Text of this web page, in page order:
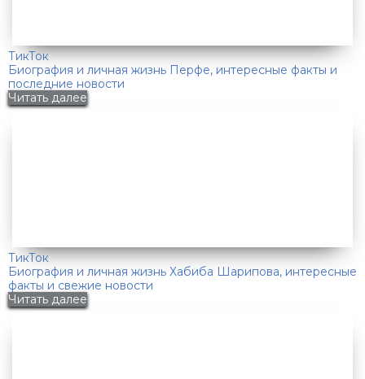
ТикТок
Биография и личная жизнь Перфе, интересные факты и
последние новости
Читать далее
ТикТок
Биография и личная жизнь Хабиба Шарипова, интересные
факты и свежие новости
Читать далее